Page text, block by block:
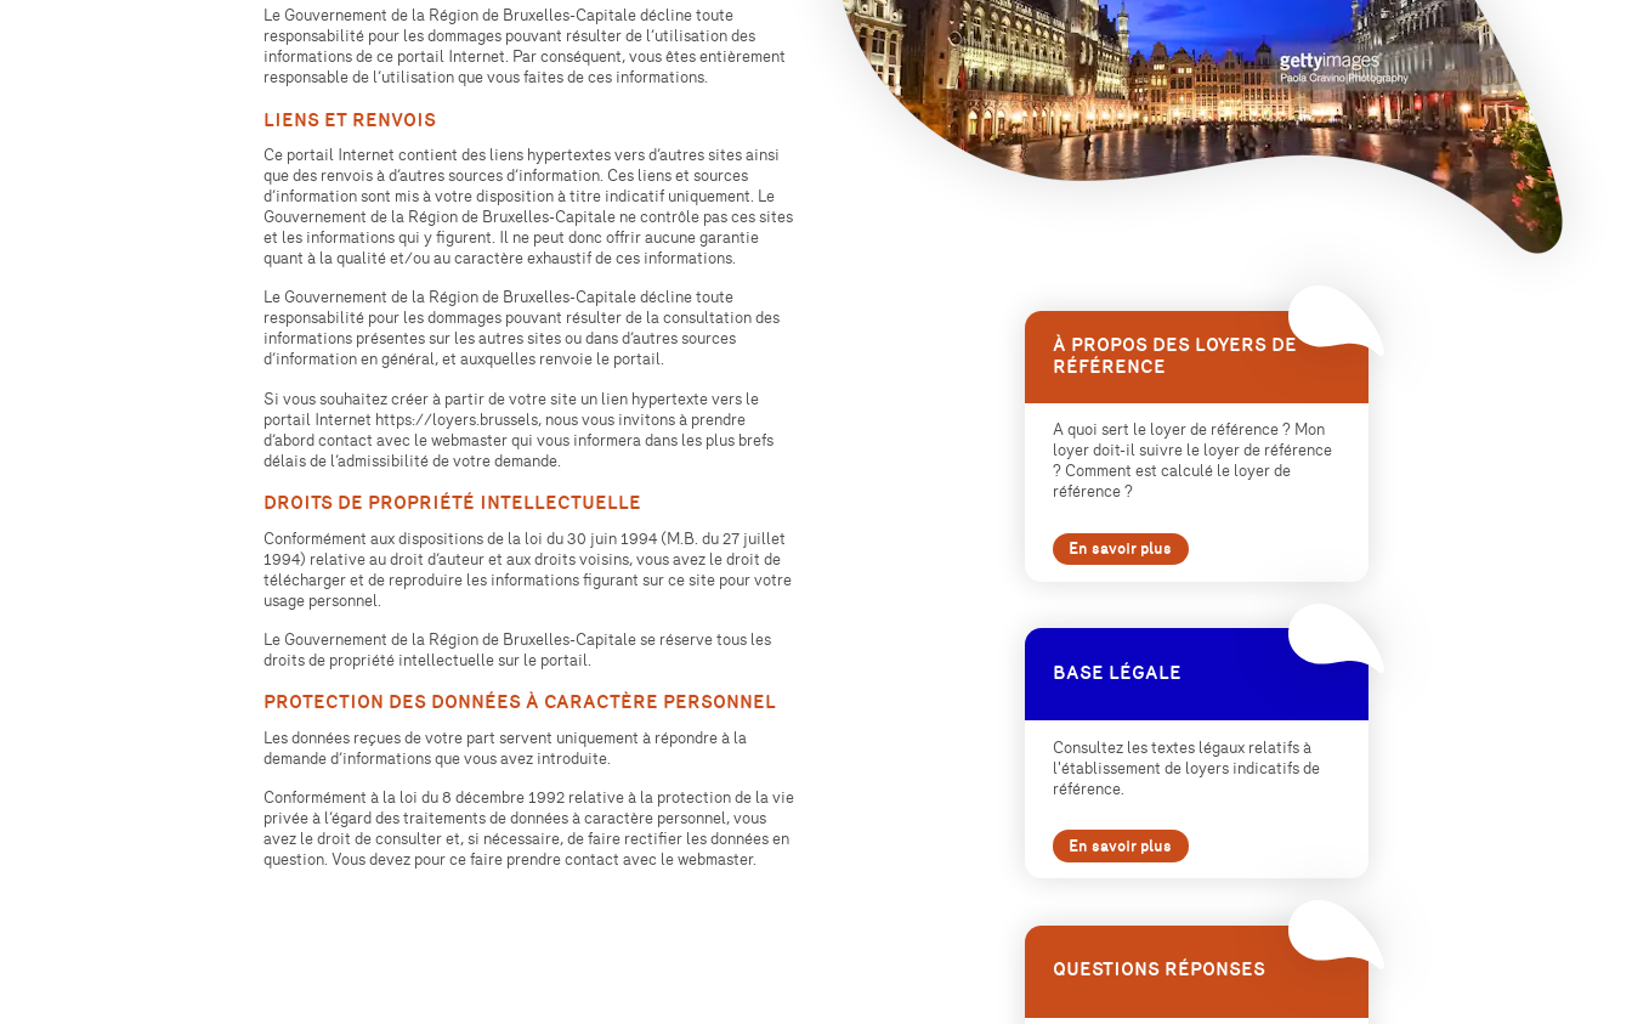
À PROPOS DES LOYERS DE
RÉFÉRENCE
BASE LÉGALE
QUESTIONS RÉPONSES
Le Gouvernement de la Région de Bruxelles-Capitale décline toute
responsabilité pour les dommages pouvant résulter de l’utilisation des
informations de ce portail Internet. Par conséquent, vous êtes entièrement
responsable de l’utilisation que vous faites de ces informations.
LIENS ET RENVOIS
Ce portail Internet contient des liens hypertextes vers d’autres sites ainsi
que des renvois à d’autres sources d’information. Ces liens et sources
d’information sont mis à votre disposition à titre indicatif uniquement. Le
Gouvernement de la Région de Bruxelles-Capitale ne contrôle pas ces sites
et les informations qui y figurent. Il ne peut donc offrir aucune garantie
quant à la qualité et/​ou au caractère exhaustif de ces informations.
Le Gouvernement de la Région de Bruxelles-Capitale décline toute
responsabilité pour les dommages pouvant résulter de la consultation des
informations présentes sur les autres sites ou dans d’autres sources
d’information en général, et auxquelles renvoie le portail.
Si vous souhaitez créer à partir de votre site un lien hypertexte vers le
portail Internet https://loyers.brussels, nous vous invitons à prendre
d’abord contact avec le webmaster qui vous informera dans les plus brefs
délais de l’admissibilité de votre demande.
DROITS DE PROPRIÉTÉ INTELLECTUELLE
Conformément aux dispositions de la loi du 30 juin 1994 (M.B. du 27 juillet
1994) relative au droit d’auteur et aux droits voisins, vous avez le droit de
télécharger et de reproduire les informations figurant sur ce site pour votre
usage personnel.
Le Gouvernement de la Région de Bruxelles-Capitale se réserve tous les
droits de propriété intellectuelle sur le portail.
PROTECTION DES DONNÉES À CARACTÈRE PERSONNEL
Les données reçues de votre part servent uniquement à répondre à la
demande d’informations que vous avez introduite.
Conformément à la loi du 8 décembre 1992 relative à la protection de la vie
privée à l’égard des traitements de données à caractère personnel, vous
avez le droit de consulter et, si nécessaire, de faire rectifier les données en
question. Vous devez pour ce faire prendre contact avec le webmaster.
À PROPOS DES LOYERS DE
RÉFÉRENCE
A quoi sert le loyer de référence ? Mon
loyer doit-il suivre le loyer de référence
? Comment est calculé le loyer de
référence ?
En savoir plus
BASE LÉGALE
Consultez les textes légaux relatifs à
l'établissement de loyers indicatifs de
référence.
En savoir plus
QUESTIONS RÉPONSES